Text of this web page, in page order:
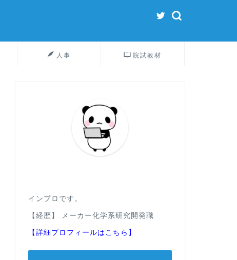
人事 院試教材
インプロです。
【経歴】 メーカー化学系研究開発職
【詳細プロフィールはこちら】